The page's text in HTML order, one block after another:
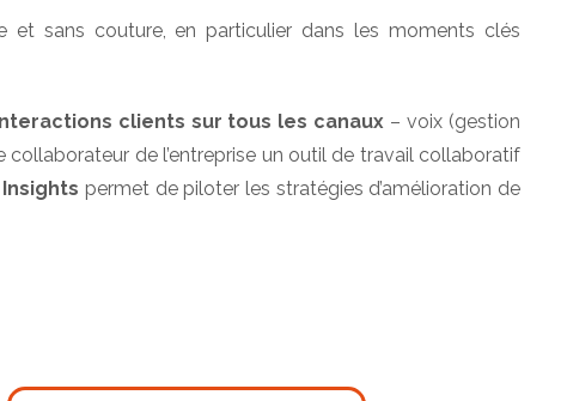
et sans couture, en particulier dans les moments clés
clients sur tous les canaux – voix (gestion
collaborateur de l’entreprise un outil de travail collaboratif
Insightspermet de piloter les stratégies d’amélioration de